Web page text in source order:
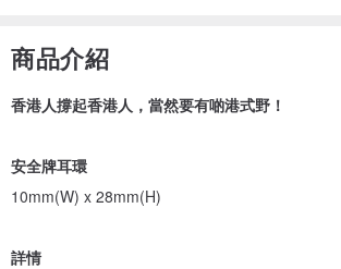
商品介紹
香港人撐起香港人，當然要有啲港式野！
安全牌耳環
10mm(W) x 28mm(H)
詳情